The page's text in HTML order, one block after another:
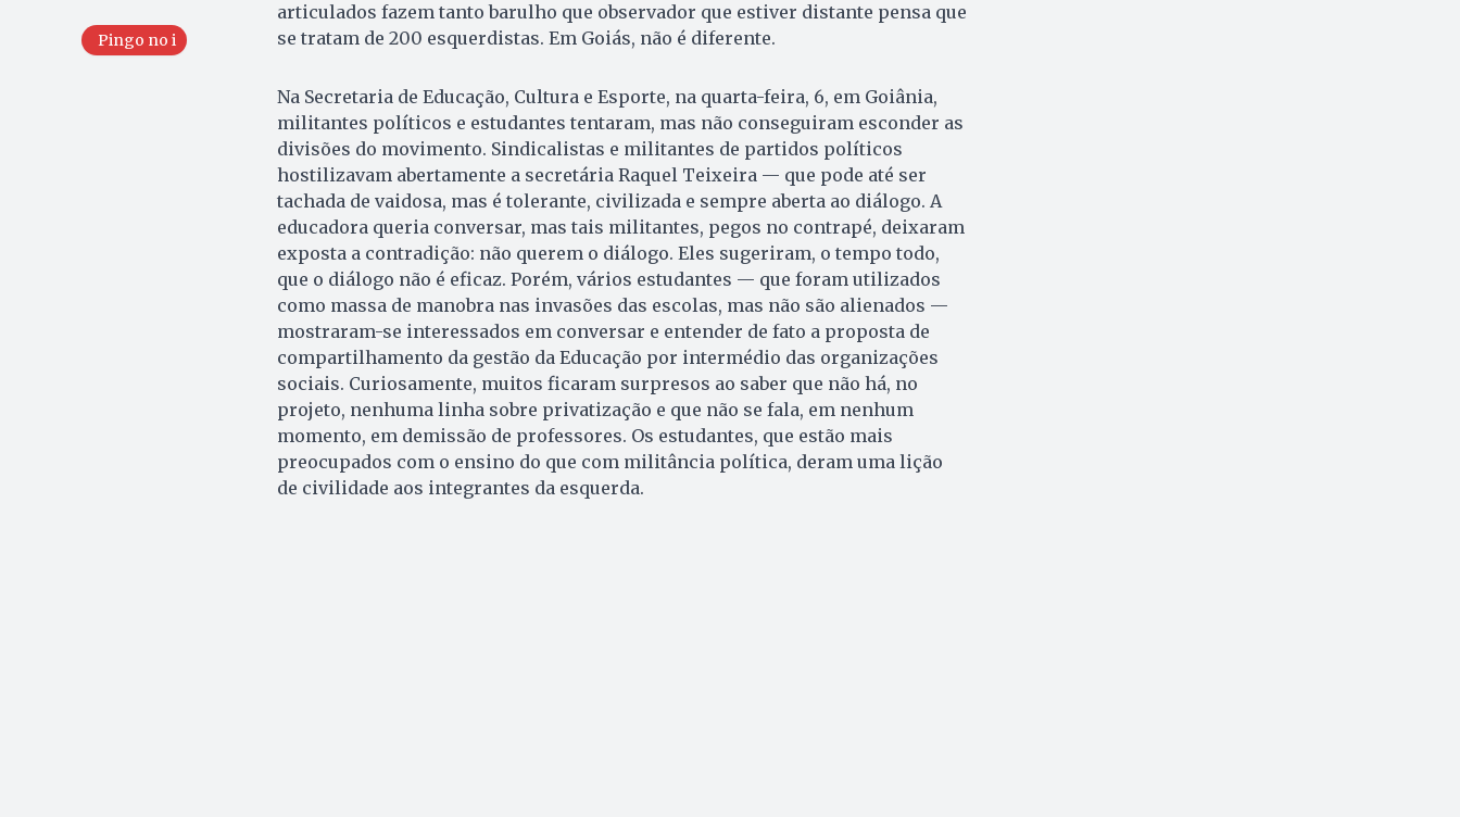
Pingo no i
articulados fazem tanto barulho que observador que estiver distante pensa que
se tratam de 200 esquerdistas. Em Goiás, não é diferente.
Na Secretaria de Educação, Cultura e Esporte, na quarta-feira, 6, em Goiânia,
militantes políticos e estudantes tentaram, mas não conseguiram esconder as
divisões do movimento. Sindicalistas e militantes de partidos políticos
hostilizavam abertamente a secretária Raquel Teixeira — que pode até ser
tachada de vaidosa, mas é tolerante, civilizada e sempre aberta ao diálogo. A
educadora queria conversar, mas tais militantes, pegos no contrapé, deixaram
exposta a contradição: não querem o diálogo. Eles sugeriram, o tempo todo,
que o diálogo não é eficaz. Porém, vários estudantes — que foram utilizados
como massa de manobra nas invasões das escolas, mas não são alienados —
mostraram-se interessados em conversar e entender de fato a proposta de
compartilhamento da gestão da Educação por intermédio das organizações
sociais. Curiosamente, muitos ficaram surpresos ao saber que não há, no
projeto, nenhuma linha sobre privatização e que não se fala, em nenhum
momento, em demissão de professores. Os estudantes, que estão mais
preocupados com o ensino do que com militância política, deram uma lição
de civilidade aos integrantes da esquerda.